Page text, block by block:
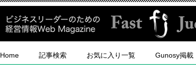
Home 記事検索 お気に入り一覧 Gunosy掲載